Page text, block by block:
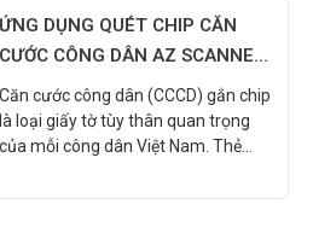
trong lĩnh vực công chứng. AZ
Software đã triển khai ứng dụng
quét
ỨNG DỤNG QUÉT CHIP CĂN
CƯỚC CÔNG DÂN AZ SCANNER
-TIỆN ÍCH VÀ AN TOÀN
Căn cước công dân (CCCD) gắn chip
là loại giấy tờ tùy thân quan trọng
của mỗi công dân Việt Nam. Thẻ